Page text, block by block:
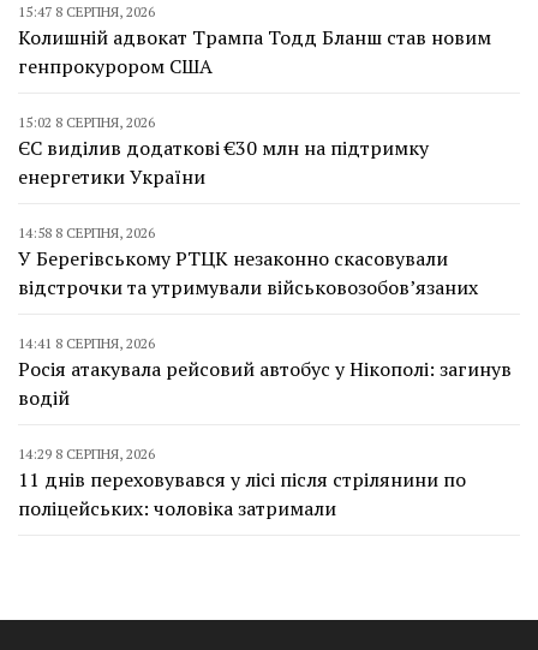
15:47 8 СЕРПНЯ, 2026
Колишній адвокат Трампа Тодд Бланш став новим
генпрокурором США
15:02 8 СЕРПНЯ, 2026
ЄС виділив додаткові €30 млн на підтримку
енергетики України
14:58 8 СЕРПНЯ, 2026
У Берегівському РТЦК незаконно скасовували
відстрочки та утримували військовозобов’язаних
14:41 8 СЕРПНЯ, 2026
Росія атакувала рейсовий автобус у Нікополі: загинув
водій
14:29 8 СЕРПНЯ, 2026
11 днів переховувався у лісі після стрілянини по
поліцейських: чоловіка затримали